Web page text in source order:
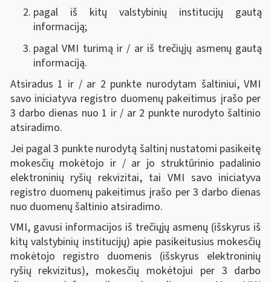
pagal iš kitų valstybinių institucijų gautą
informaciją;
pagal VMI turimą ir / ar iš trečiųjų asmenų gautą
informaciją.
Atsiradus 1 ir / ar 2 punkte nurodytam šaltiniui, VMI
savo iniciatyva registro duomenų pakeitimus įrašo per
3 darbo dienas nuo 1 ir / ar 2 punkte nurodyto šaltinio
atsiradimo.
Jei pagal 3 punkte nurodytą šaltinį nustatomi pasikeitę
mokesčių mokėtojo ir / ar jo struktūrinio padalinio
elektroninių ryšių rekvizitai, tai VMI savo iniciatyva
registro duomenų pakeitimus įrašo per 3 darbo dienas
nuo duomenų šaltinio atsiradimo.
VMI, gavusi informacijos iš trečiųjų asmenų (išskyrus iš
kitų valstybinių institucijų) apie pasikeitusius mokesčių
mokėtojo registro duomenis (išskyrus elektroninių
ryšių rekvizitus), mokesčių mokėtojui per 3 darbo